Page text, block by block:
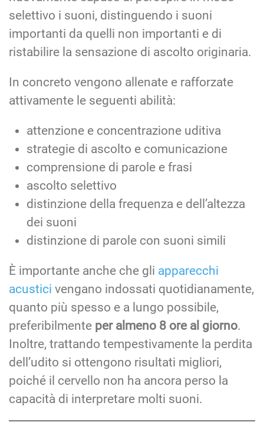
selettivo i suoni, distinguendo i suoni
importanti da quelli non importanti e di
ristabilire la sensazione di ascolto originaria.
In concreto vengono allenate e rafforzate
attivamente le seguenti abilità:
attenzione e concentrazione uditiva
strategie di ascolto e comunicazione
comprensione di parole e frasi
ascolto selettivo
distinzione della frequenza e dell’altezza
dei suoni
distinzione di parole con suoni simili
È importante anche che gli apparecchi
acustici vengano indossati quotidianamente,
quanto più spesso e a lungo possibile,
preferibilmente per almeno 8 ore al giorno.
Inoltre, trattando tempestivamente la perdita
dell’udito si ottengono risultati migliori,
poiché il cervello non ha ancora perso la
capacità di interpretare molti suoni.